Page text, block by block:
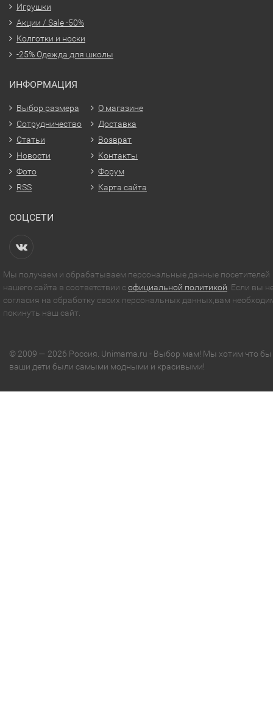
Игрушки
Акции / Sale -50%
Колготки и носки
-25% Одежда для школы
ИНФОРМАЦИЯ
Выбор размера
Сотрудничество
Статьи
Новости
Фото
RSS
О магазине
Доставка
Возврат
Контакты
Форум
Карта сайта
СОЦСЕТИ
Мы получаем и обрабатываем персональные данные посетителей
нашего сайта в соответствии софициальной политикой. Если вы
согласия на обработку своих персональных данных,вам
покинуть наш сайт.
© 2009 — 2026 Россия. Unimama.ru - Выбор мам! Мы хотим что бы
ваши дети были самыми модными и красивыми!